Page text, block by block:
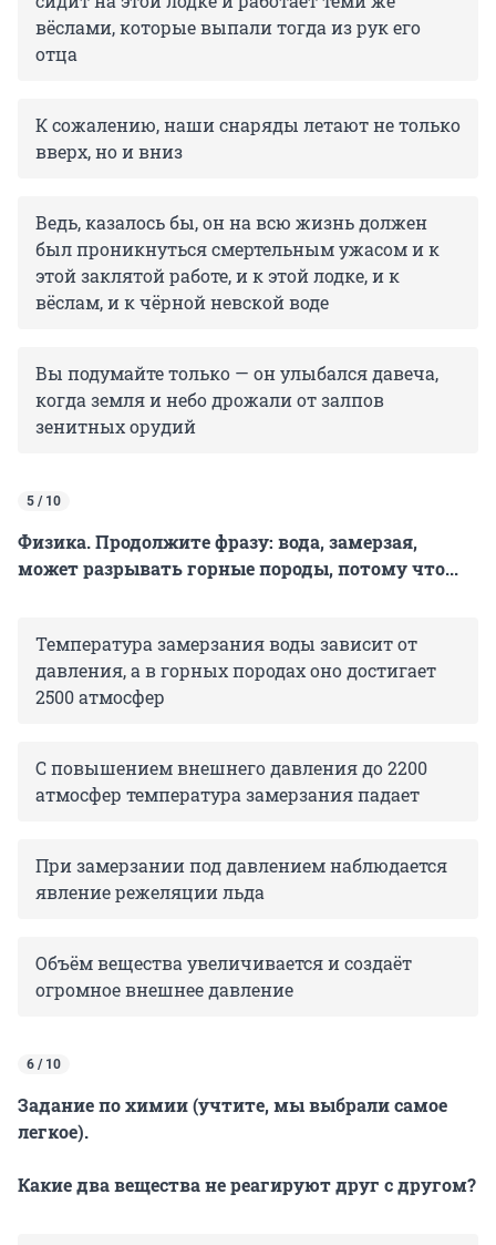
вёслами, которые выпали тогда из рук его
отца
К сожалению, наши снаряды летают не только
вверх, но и вниз
Ведь, казалось бы, он на всю жизнь должен
был проникнуться смертельным ужасом и к
этой заклятой работе, и к этой лодке, и к
вёслам, и к чёрной невской воде
Вы подумайте только — он улыбался давеча,
когда земля и небо дрожали от залпов
зенитных орудий
5 / 10
Физика. Продолжите фразу: вода, замерзая,
может разрывать горные породы, потому что...
Температура замерзания воды зависит от
давления, а в горных породах оно достигает
2500 атмосфер
С повышением внешнего давления до 2200
атмосфер температура замерзания падает
При замерзании под давлением наблюдается
явление режеляции льда
Объём вещества увеличивается и создаёт
огромное внешнее давление
6 / 10
Задание по химии (учтите, мы выбрали самое
легкое).
Какие два вещества не реагируют друг с другом?